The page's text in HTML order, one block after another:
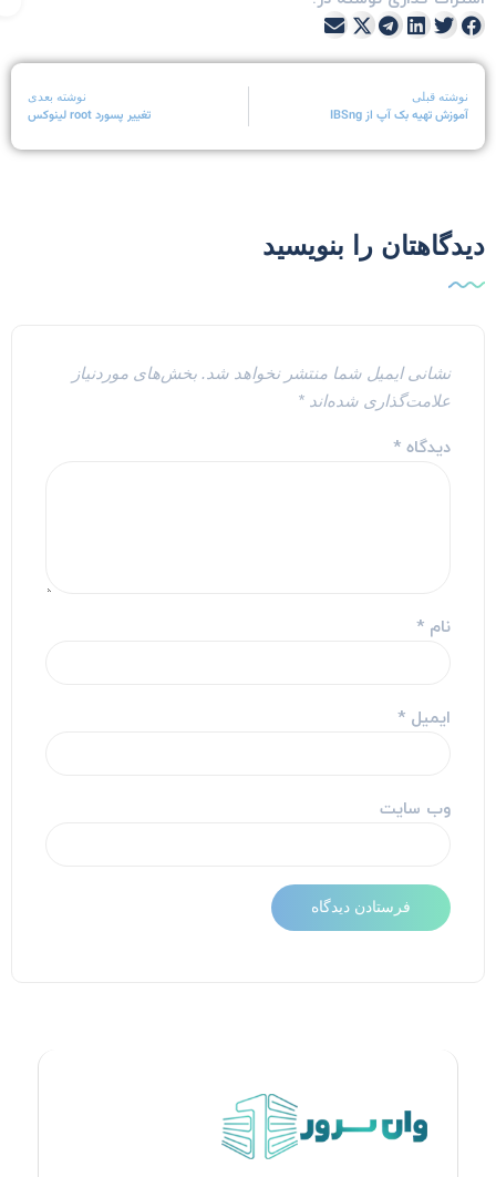
نوشته قبلی
آموزش تهیه بک آپ از IBSng
نوشته بعدی
تغییر پسورد root لینوکس
را بنویسید
نشانی ایمیل شما منتشر نخواهد شد. بخش‌های موردنیاز
علامت‌گذاری شده‌اند*
دیدگاه*
نام*
ایمیل*
وب‌ سایت